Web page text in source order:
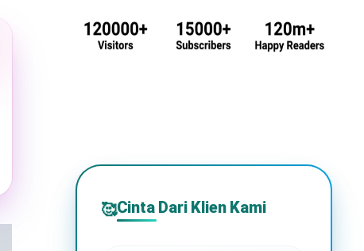
🥰Cinta Dari Klien Kami